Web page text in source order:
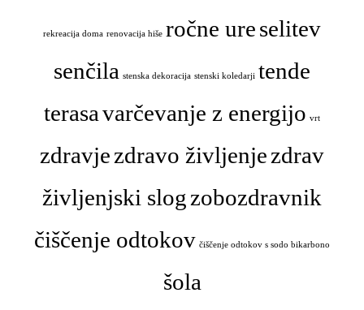
rekreacija doma renovacija hiše ročne ureselitev
senčila stenska dekoracija stenski koledarji tende
terasavarčevanje z energijo vrt
zdravjezdravo življenjezdrav
življenjski slogzobozdravnik
čiščenje odtokov čiščenje odtokov s sodo bikarbono
šola